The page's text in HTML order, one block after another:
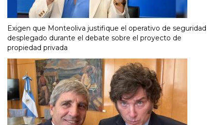
Exigen que Monteoliva justifique el operativo de seguridad
desplegado durante el debate sobre el proyecto de
propiedad privada